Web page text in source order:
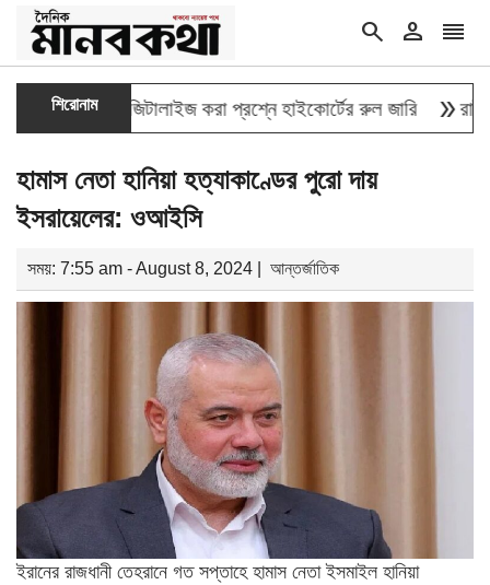
search person reorder
শিরোনাম
তথ্য ডিজিটালাইজ করা প্রশ্নে হাইকোর্টের রুল জারি double_arrowরাষ্ট্রপতি
হামাস নেতা হানিয়া হত্যাকাণ্ডের পুরো দায়
ইসরায়েলের: ওআইসি
সময়: 7:55 am - August 8, 2024 | আন্তর্জাতিক
ইরানের রাজধানী তেহরানে গত সপ্তাহে হামাস নেতা ইসমাইল হানিয়া